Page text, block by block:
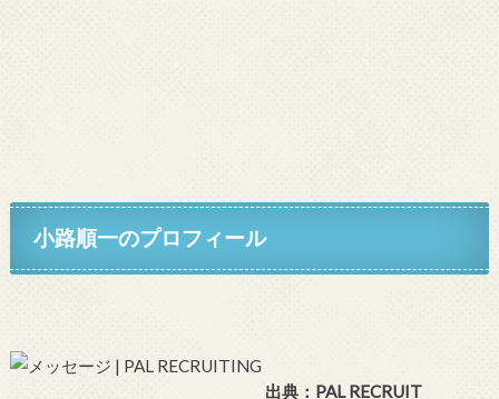
小路順一のプロフィール
出典：PAL RECRUIT